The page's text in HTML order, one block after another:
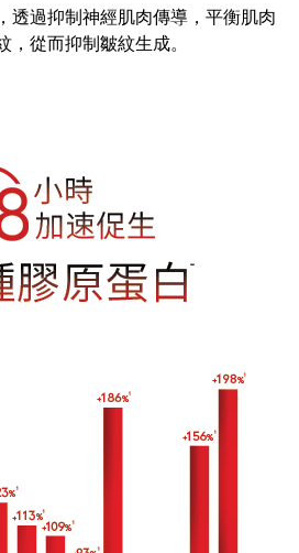
透過抑制神經肌肉傳導，平衡肌肉
從而抑制皺紋生成。